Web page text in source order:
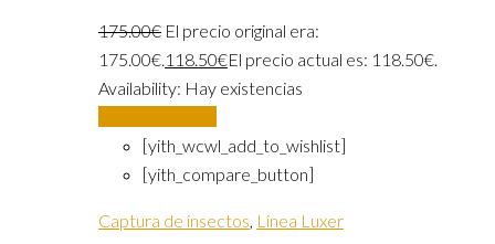
175.00€ El precio original era:
175.00€.118.50€El precio actual es: 118.50€.
Availability: Hay existencias
[yith_wcwl_add_to_wishlist]
[yith_compare_button]
Captura de insectos, Linea Luxer